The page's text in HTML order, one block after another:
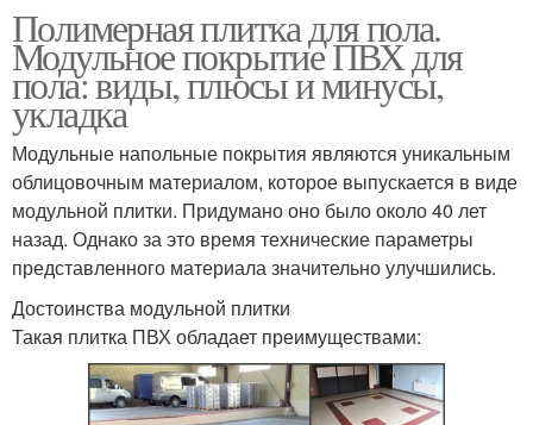
Полимерная плитка для пола.
Модульное покрытие ПВХ для
пола: виды, плюсы и минусы,
укладка
Модульные напольные покрытия являются уникальным
облицовочным материалом, которое выпускается в виде
модульной плитки. Придумано оно было около 40 лет
назад. Однако за это время технические параметры
представленного материала значительно улучшились.
Достоинства модульной плитки
Такая плитка ПВХ обладает преимуществами: